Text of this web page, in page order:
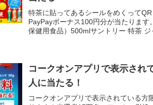
特茶に貼ってあるシールをめくって
PayPayボーナス100円分が当たりま
保健用食品）500mlサントリー 特茶
コークオンアプリで表示され
人に当たる！
コークオンアプリで表示されている方